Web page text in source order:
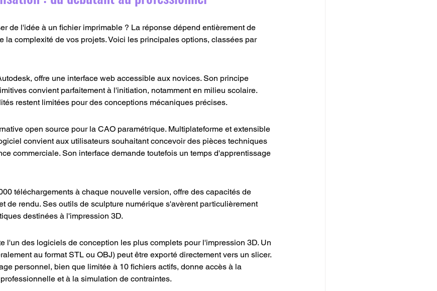
de l'idée à un fichier imprimable ? La réponse dépend entièrement de
la complexité de vos projets. Voici les principales options, classées par
offre une interface web accessible aux novices. Son principe
convient parfaitement à l'initiation, notamment en milieu scolaire.
restent limitées pour des conceptions mécaniques précises.
open source pour la CAO paramétrique. Multiplateforme et extensible
convient aux utilisateurs souhaitant concevoir des pièces techniques
commerciale. Son interface demande toutefois un temps d'apprentissage
téléchargements à chaque nouvelle version, offre des capacités de
de rendu. Ses outils de sculpture numérique s'avèrent particulièrement
destinées à l'impression 3D.
l'un des logiciels de conception les plus complets pour l'impression 3D. Un
au format STL ou OBJ) peut être exporté directement vers un slicer.
personnel, bien que limitée à 10 fichiers actifs, donne accès à la
et à la simulation de contraintes.